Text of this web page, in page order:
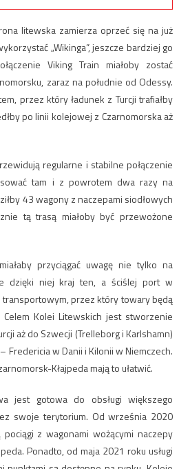
litewska zamierza oprzeć się na już
„Wikinga”, jeszcze bardziej go
Viking Train miałoby zostać
zaraz na południe od Odessy.
przez który ładunek z Turcji trafiałby
po linii kolejowej z Czarnomorska aż
regularne i stabilne połączenie
tam i z powrotem dwa razy na
43 wagony z naczepami siodłowych
tą trasą miałoby być przewożone
przyciągać uwagę nie tylko na
dzięki niej kraj ten, a ściślej port w
transportowym, przez który towary będą
Kolei Litewskich jest stworzenie
aż do Szwecji (Trelleborg i Karlshamn)
Fredericia w Danii i Kilonii w Niemczech.
Kłajpeda mają to ułatwić.
jest gotowa do obsługi większego
swoje terytorium. Od września 2020
z wagonami wożącymi naczepy
Ponadto, od maja 2021 roku usługi